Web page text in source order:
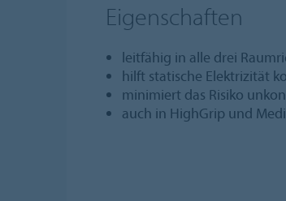
Eigenschaften
leitfähig in alle drei
hilft statische Elektrizität
minimiert das Risiko
auch in HighGrip und